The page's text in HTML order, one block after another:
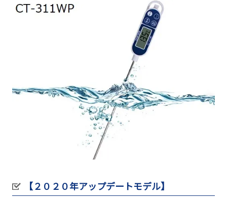
【２０２０年アップデートモデル】